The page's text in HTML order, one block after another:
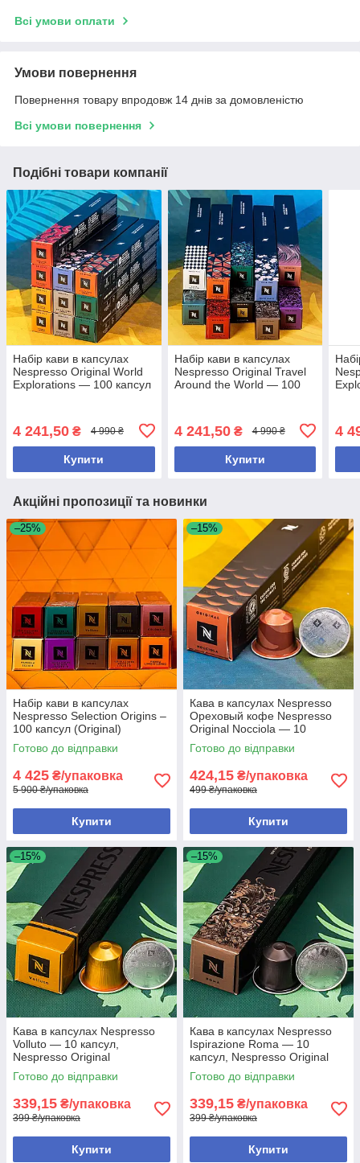
Всі умови оплати
Умови повернення
Повернення товару впродовж 14 днів за домовленістю
Всі умови повернення
Подібні товари компанії
Набір кави в капсулах
Nespresso Original World
Explorations — 100 капсул
4 241,50 ₴ 4 990 ₴
Купити
Набір кави в капсулах
Nespresso Original Travel
Around the World — 100
4 241,50₴ 4 990 ₴
Купити
4
Акційні пропозиції та новинки
–25%
Набір кави в капсулах
Nespresso Selection Origins –
100 капсул (Original)
Готово до відправки
4 425 ₴/упаковка
5 900 ₴/упаковка
Купити
–15%
Кава в капсулах Nespresso
Ореховый кофе Nespresso
Original Nocciola — 10
капсул, Nespresso Original
Готово до відправки
424,15 ₴/упаковка
499 ₴/упаковка
Купити
–15%
Кава в капсулах Nespresso
Volluto — 10 капсул,
Nespresso Original
Готово до відправки
339,15 ₴/упаковка
399 ₴/упаковка
Купити
–15%
Кава в капсулах Nespresso
Ispirazione Roma — 10
капсул, Nespresso Original
Готово до відправки
339,15 ₴/упаковка
399 ₴/упаковка
Купити